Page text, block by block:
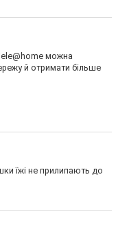
можна
й отримати більше
їжі не прилипають до